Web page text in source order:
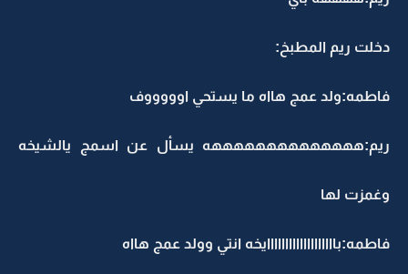
دخلت ريم المطبخ:
فاطمه:ولد عمج هااه ما يستحي اوووووف
ريم:ههههههههههههههه يسأل عن اسمج يالشيخه
وغمزت لها
فاطمه:بااااااااااااااااااايخه انتي وولد عمج هااه